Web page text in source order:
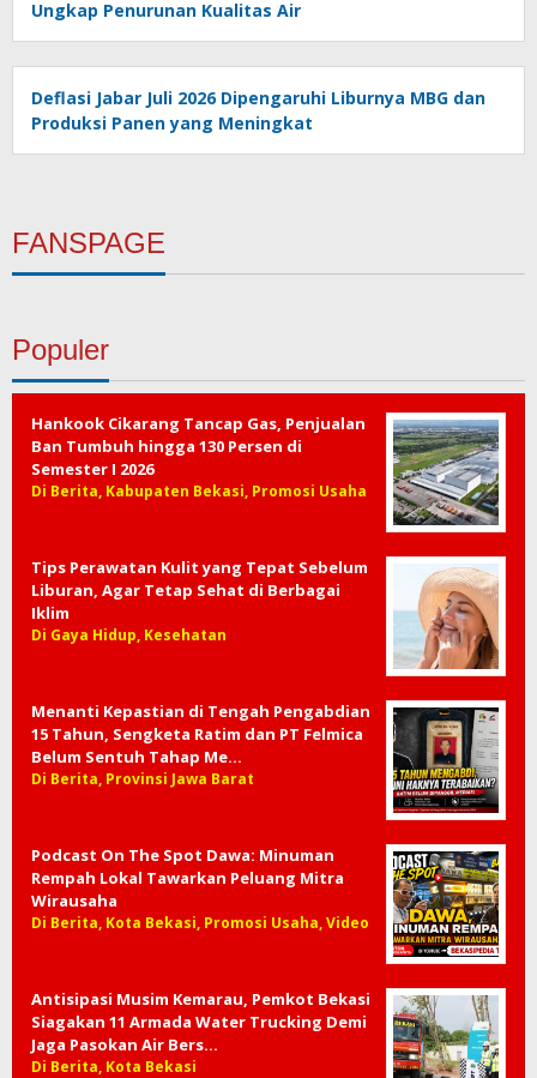
Ungkap Penurunan Kualitas Air
Deflasi Jabar Juli 2026 Dipengaruhi Liburnya MBG dan
Produksi Panen yang Meningkat
FANSPAGE
Populer
Hankook Cikarang Tancap Gas, Penjualan
Ban Tumbuh hingga 130 Persen di
Semester I 2026
Di Berita, Kabupaten Bekasi, Promosi Usaha
Tips Perawatan Kulit yang Tepat Sebelum
Liburan, Agar Tetap Sehat di Berbagai
Iklim
Di Gaya Hidup, Kesehatan
Menanti Kepastian di Tengah Pengabdian
15 Tahun, Sengketa Ratim dan PT Felmica
Belum Sentuh Tahap Me…
Di Berita, Provinsi Jawa Barat
Podcast On The Spot Dawa: Minuman
Rempah Lokal Tawarkan Peluang Mitra
Wirausaha
Di Berita, Kota Bekasi, Promosi Usaha, Video
Antisipasi Musim Kemarau, Pemkot Bekasi
Siagakan 11 Armada Water Trucking Demi
Jaga Pasokan Air Bers…
Di Berita, Kota Bekasi